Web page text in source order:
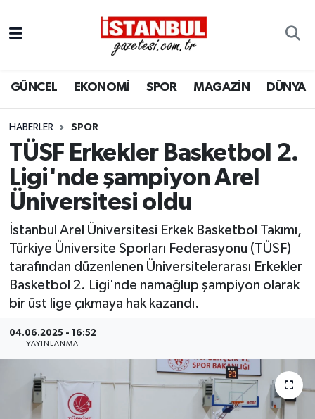
GÜNCEL EKONOMİ SPOR MAGAZİN DÜNYA
HABERLER SPOR
TÜSF Erkekler Basketbol 2.
Ligi'nde şampiyon Arel
Üniversitesi oldu
İstanbul Arel Üniversitesi Erkek Basketbol Takımı,
Türkiye Üniversite Sporları Federasyonu (TÜSF)
tarafından düzenlenen Üniversitelerarası Erkekler
Basketbol 2. Ligi'nde namağlup şampiyon olarak
bir üst lige çıkmaya hak kazandı.
04.06.2025 - 16:52
YAYINLANMA
EKONOMİ
İSTANBUL
DÜNYA
SPOR
MAGAZİN
KÜLTÜR SANAT
SAĞLIK
BİLİM VE TEKNOLOJİ
OTOMOBİL
KURUMSAL
Nöbetçi Eczaneler
Hava Durumu
Trafik Durumu
Süper Lig Puan Durumu ve Fikstür
Tüm Manşetler
Son Dakika Haberleri
Haber Arşivi